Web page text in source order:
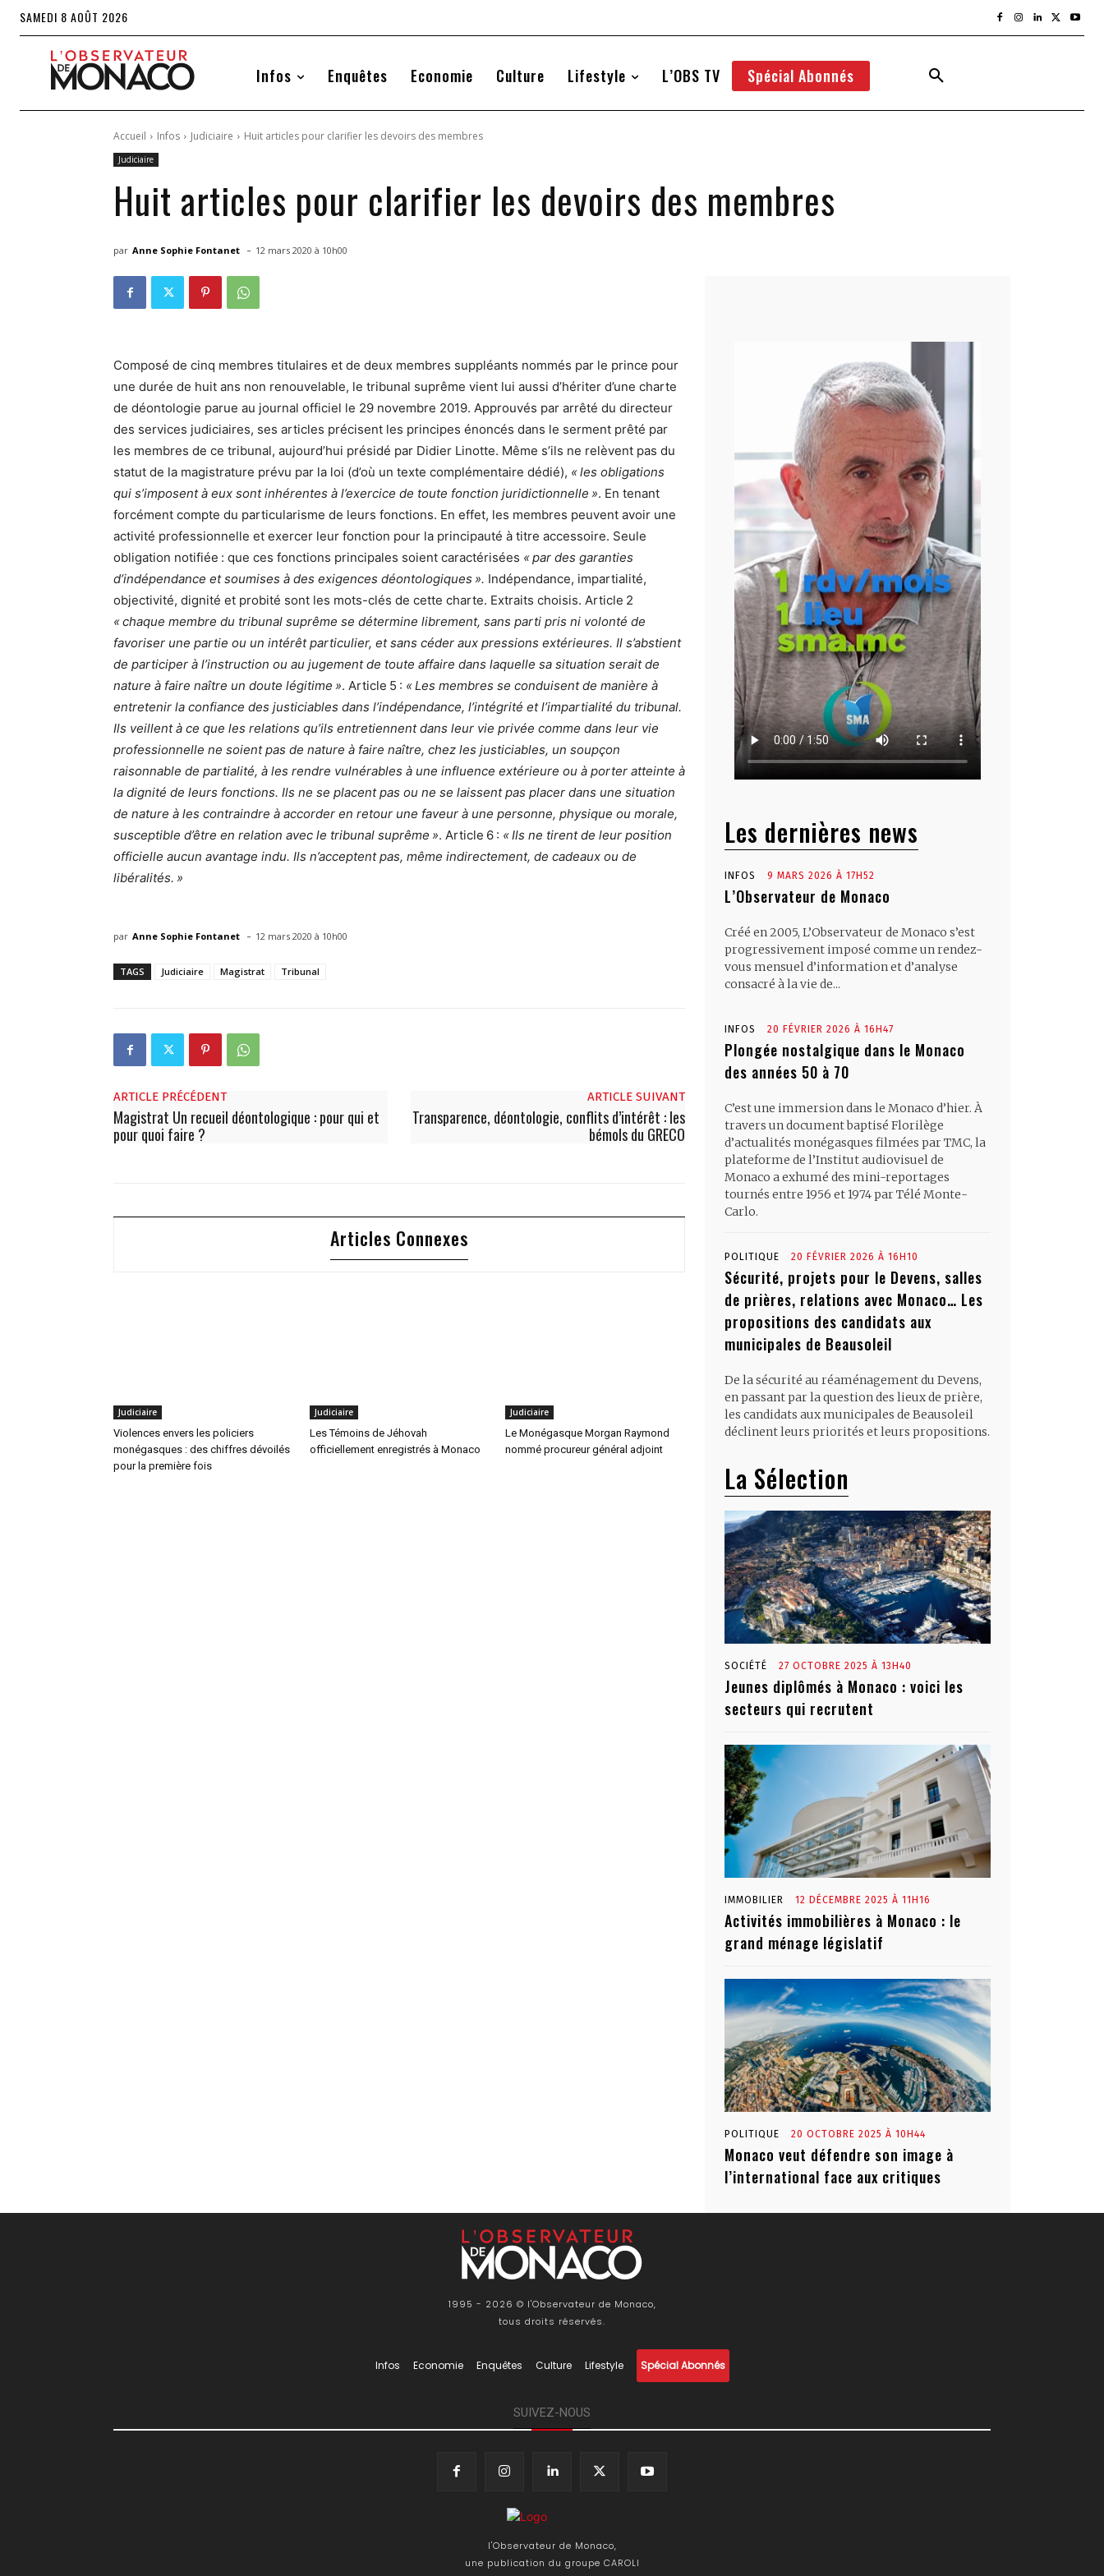
SAMEDI 8 AOÛT 2026
Infos Enquêtes Economie Culture Lifestyle L’OBS TV Spécial Abonnés
Accueil Infos Judiciaire Huit articles pour clarifier les devoirs des membres
Judiciaire
Huit articles pour clarifier les devoirs des membres
par Anne Sophie Fontanet - 12 mars 2020 à 10h00
Composé de cinq membres titulaires et de deux membres suppléants nommés par le prince pour
une durée de huit ans non renouvelable, le tribunal suprême vient lui aussi d’hériter d’une charte
de déontologie parue au journal officiel le 29 novembre 2019. Approuvés par arrêté du directeur
des services judiciaires, ses articles précisent les principes énoncés dans le serment prêté par
les membres de ce tribunal, aujourd’hui présidé par Didier Linotte. Même s’ils ne relèvent pas du
statut de la magistrature prévu par la loi (d’où un texte complémentaire dédié), « les obligations
qui s’imposent à eux sont inhérentes à l’exercice de toute fonction juridictionnelle ». En tenant
forcément compte du particularisme de leurs fonctions. En effet, les membres peuvent avoir une
activité professionnelle et exercer leur fonction pour la principauté à titre accessoire. Seule
obligation notifiée : que ces fonctions principales soient caractérisées « par des garanties
d’indépendance et soumises à des exigences déontologiques ». Indépendance, impartialité,
objectivité, dignité et probité sont les mots-clés de cette charte. Extraits choisis. Article 2
« chaque membre du tribunal suprême se détermine librement, sans parti pris ni volonté de
favoriser une partie ou un intérêt particulier, et sans céder aux pressions extérieures. Il s’abstient
de participer à l’instruction ou au jugement de toute affaire dans laquelle sa situation serait de
nature à faire naître un doute légitime ». Article 5 : « Les membres se conduisent de manière à
entretenir la confiance des justiciables dans l’indépendance, l’intégrité et l’impartialité du tribunal.
Ils veillent à ce que les relations qu’ils entretiennent dans leur vie privée comme dans leur vie
professionnelle ne soient pas de nature à faire naître, chez les justiciables, un soupçon
raisonnable de partialité, à les rendre vulnérables à une influence extérieure ou à porter atteinte à
la dignité de leurs fonctions. Ils ne se placent pas ou ne se laissent pas placer dans une situation
de nature à les contraindre à accorder en retour une faveur à une personne, physique ou morale,
susceptible d’être en relation avec le tribunal suprême ». Article 6 : « Ils ne tirent de leur position
officielle aucun avantage indu. Ils n’acceptent pas, même indirectement, de cadeaux ou de
libéralités. »
par Anne Sophie Fontanet - 12 mars 2020 à 10h00
TAGS Judiciaire Magistrat Tribunal
ARTICLE PRÉCÉDENT
Magistrat Un recueil déontologique : pour qui et
pour quoi faire ?
ARTICLE SUIVANT
Transparence, déontologie, conflits d’intérêt : les
bémols du GRECO
Articles Connexes
Judiciaire
Violences envers les policiers
monégasques : des chiffres dévoilés
pour la première fois
Judiciaire
Les Témoins de Jéhovah
officiellement enregistrés à Monaco
Judiciaire
Le Monégasque Morgan Raymond
nommé procureur général adjoint
Les dernières news
INFOS 9 MARS 2026 À 17H52
L’Observateur de Monaco
Créé en 2005, L’Observateur de Monaco s’est
progressivement imposé comme un rendez-
vous mensuel d’information et d’analyse
consacré à la vie de...
INFOS 20 FÉVRIER 2026 À 16H47
Plongée nostalgique dans le Monaco
des années 50 à 70
C’est une immersion dans le Monaco d’hier. À
travers un document baptisé Florilège
d’actualités monégasques filmées par TMC, la
plateforme de l’Institut audiovisuel de
Monaco a exhumé des mini-reportages
tournés entre 1956 et 1974 par Télé Monte-
Carlo.
POLITIQUE 20 FÉVRIER 2026 À 16H10
Sécurité, projets pour le Devens, salles
de prières, relations avec Monaco… Les
propositions des candidats aux
municipales de Beausoleil
De la sécurité au réaménagement du Devens,
en passant par la question des lieux de prière,
les candidats aux municipales de Beausoleil
déclinent leurs priorités et leurs propositions.
La Sélection
SOCIÉTÉ 27 OCTOBRE 2025 À 13H40
Jeunes diplômés à Monaco : voici les
secteurs qui recrutent
IMMOBILIER 12 DÉCEMBRE 2025 À 11H16
Activités immobilières à Monaco : le
grand ménage législatif
POLITIQUE 20 OCTOBRE 2025 À 10H44
Monaco veut défendre son image à
l’international face aux critiques
1995 - 2026 © l'Observateur de Monaco,
tous droits réservés.
Infos Economie Enquêtes Culture Lifestyle Spécial Abonnés
SUIVEZ-NOUS
l'Observateur de Monaco,
une publication du groupe CAROLI